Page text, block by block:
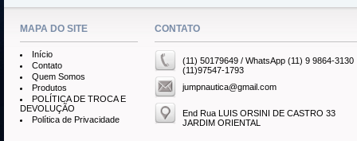
MAPA DO SITE
Início
Contato
Quem Somos
Produtos
POLÍTICA DE TROCA E
DEVOLUÇÃO
Política de Privacidade
CONTATO
(11) 50179649 / WhatsApp (11) 9 9864-3130
(11)97547-1793
jumpnautica@gmail.com
End Rua LUIS ORSINI DE CASTRO 33
JARDIM ORIENTAL